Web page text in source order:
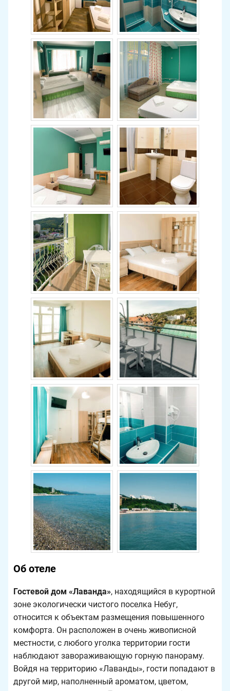
Об отеле
Гостевой дом «Лаванда», находящийся в курортной
зоне экологически чистого поселка Небуг,
относится к объектам размещения повышенного
комфорта. Он расположен в очень живописной
местности, с любого уголка территории гости
наблюдают завораживающую горную панораму.
Войдя на территорию «Лаванды», гости попадают в
другой мир, наполненный ароматом, цветом,